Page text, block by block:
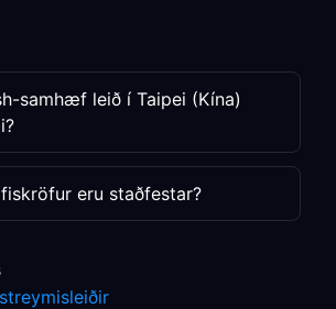
samhæf leið í Taipei (Kína)
eru staðfestar?